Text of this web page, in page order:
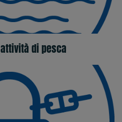
attività di pesca